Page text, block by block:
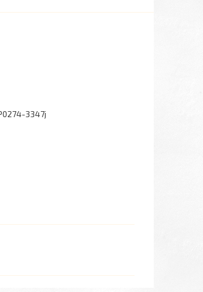
3347j